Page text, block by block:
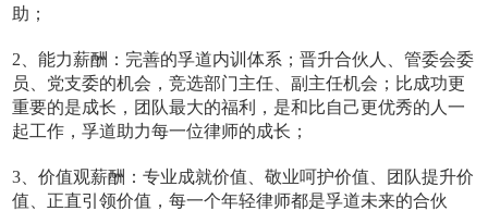
助；
2、能力薪酬：完善的孚道内训体系；晋升合伙人、管委会委
员、党支委的机会，竞选部门主任、副主任机会；比成功更
重要的是成长，团队最大的福利，是和比自己更优秀的人一
起工作，孚道助力每一位律师的成长；
3、价值观薪酬：专业成就价值、敬业呵护价值、团队提升价
值、正直引领价值，每一个年轻律师都是孚道未来的合伙